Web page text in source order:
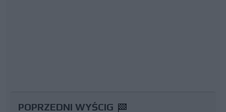
POPRZEDNI WYŚCIG